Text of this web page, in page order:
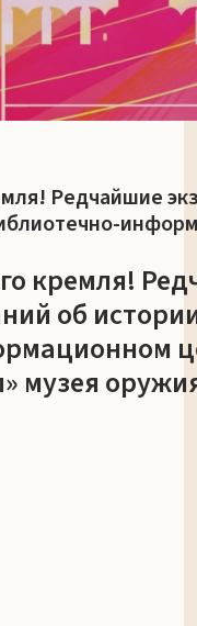
Редчайшие
кремля!
об
музея